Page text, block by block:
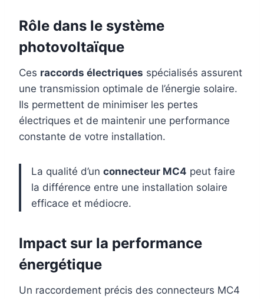
Rôle dans le système
photovoltaïque
Ces raccords électriques spécialisés assurent
une transmission optimale de l’énergie solaire.
Ils permettent de minimiser les pertes
électriques et de maintenir une performance
constante de votre installation.
La qualité d’un connecteur MC4 peut faire
la différence entre une installation solaire
efficace et médiocre.
Impact sur la performance
énergétique
Un raccordement précis des connecteurs MC4